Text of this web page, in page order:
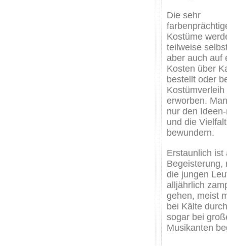
Die sehr
Kostüme
teilweise
aber auch auf
Kosten über
bestellt oder
Kostümverleih
erworben.
nur den
und die Vielfalt
bewundern.
Erstaunlich ist
Begeisterung,
die jungen
alljährlich
gehen, meist
bei Kälte
sogar bei
Musikanten